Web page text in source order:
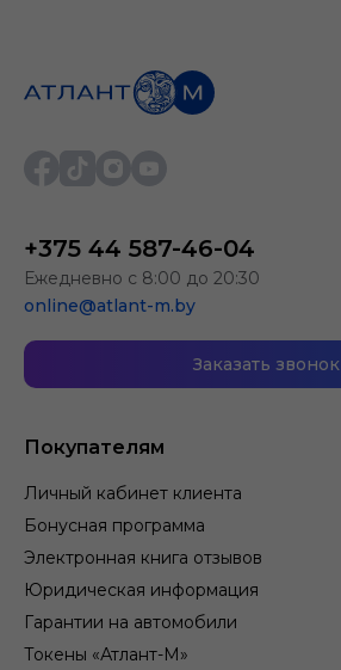
Покупателям
Личный кабинет клиента
Бонусная программа
Электронная книга отзывов
Юридическая информация
Гарантии на автомобили
Токены «Атлант-М»
+375 44 587-46-04
Ежедневно с 8:00 до 20:30
online@atlant-m.by
Заказать звонок